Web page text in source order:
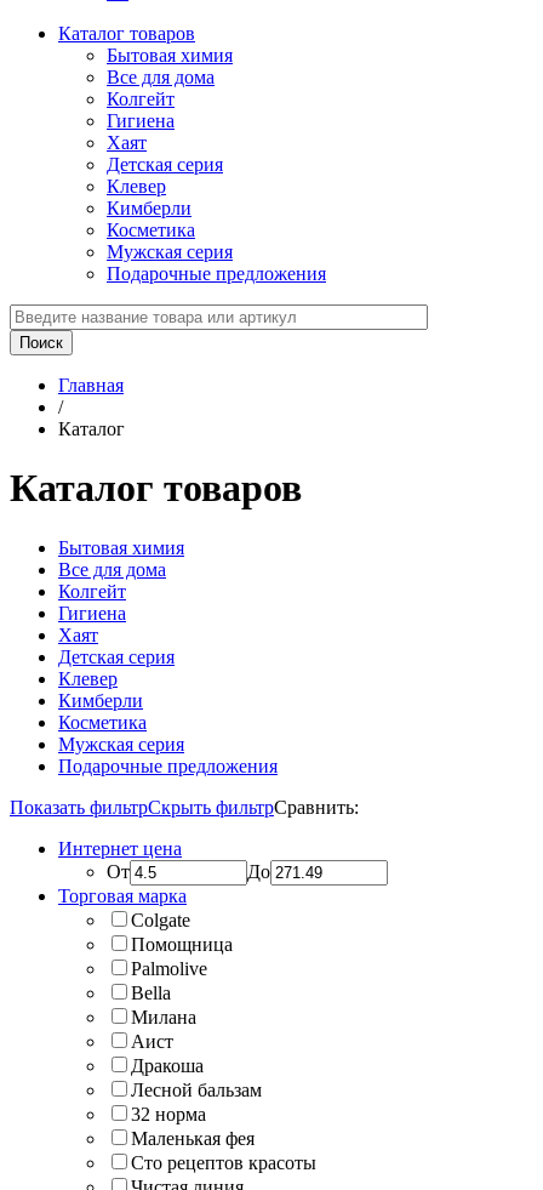
Каталог товаров
Бытовая химия
Все для дома
Колгейт
Гигиена
Хаят
Детская серия
Клевер
Кимберли
Косметика
Мужская серия
Подарочные предложения
Главная
/
Каталог
Каталог товаров
Бытовая химия
Все для дома
Колгейт
Гигиена
Хаят
Детская серия
Клевер
Кимберли
Косметика
Мужская серия
Подарочные предложения
Показать фильтрСкрыть фильтрСравнить:
Интернет цена
От
До
Торговая марка
Colgate
Помощница
Palmolive
Bella
Милана
Аист
Дракоша
Лесной бальзам
32 норма
Маленькая фея
Сто рецептов красоты